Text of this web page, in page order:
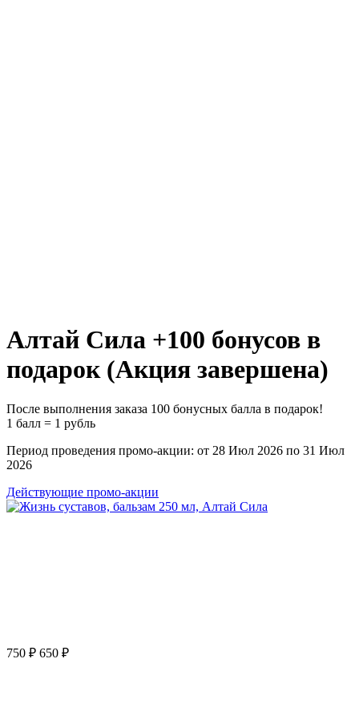
Алтай Сила +100 бонусов в
подарок (Акция завершена)
После выполнения заказа 100 бонусных балла в подарок!
1 балл = 1 рубль
Период проведения промо-акции: от 28 Июл 2026 по 31 Июл
2026
Действующие промо-акции
750 ₽ 650 ₽